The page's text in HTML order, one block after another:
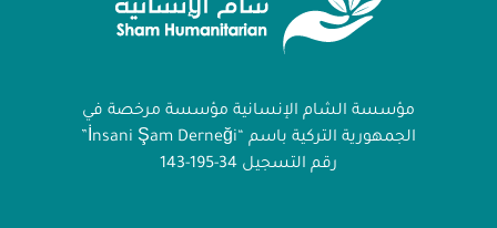
مؤسسة الشام الإنسانية مؤسسة مرخصة في
الجمهورية التركية باسم “İnsani Şam Derneği”
رقم التسجيل 34-195-143